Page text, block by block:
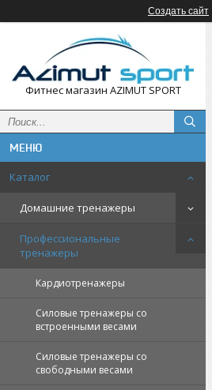
Создать сайт
Фитнес магазин AZIMUT SPORT
Каталог
Домашние тренажеры
Профессиональные
тренажеры
Кардиотренажеры
Силовые тренажеры со
встроенными весами
Силовые тренажеры со
свободными весами